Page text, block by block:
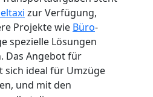
zur Verfügung,
Projekte wie Büro-
spezielle Lösungen
Das Angebot für
sich ideal für Umzüge
und mit den